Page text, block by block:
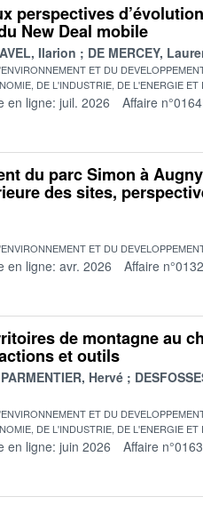
perspectives
New Deal mobile
Ilarion DE MERCEY,
ET DU
DE L'INDUSTRIE, DE L'ENERGIE
en ligne: juil. 2026 Affaire
du parc Simon à
des sites,
ET DU
en ligne: avr. 2026 Affaire
de montagne au
et outils
PARMENTIER, Hervé
ET DU
DE L'INDUSTRIE, DE L'ENERGIE
en ligne: juin 2026 Affaire